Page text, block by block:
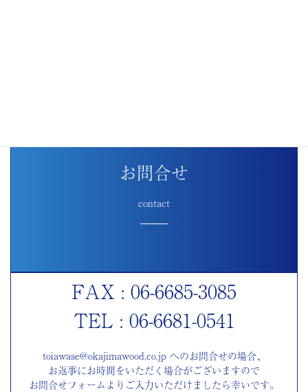
お問合せ
contact
FAX : 06-6685-3085
TEL : 06-6681-0541
toiawase@okajimawood.co.jp へのお問合せの場合、
お返事にお時間をいただく場合がございますので
お問合せフォームよりご入力いただけましたら幸いです。